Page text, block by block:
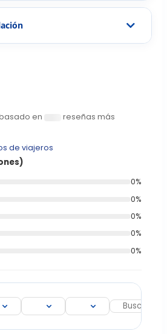
en
reseñas más
de viajeros
0%
0%
0%
0%
0%